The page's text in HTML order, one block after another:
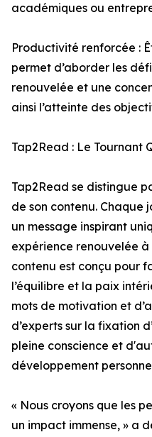
académiques ou
Productivité renforcée :
permet d’aborder les
renouvelée et une
ainsi l’atteinte des
Tap2Read : Le Tournant
Tap2Read se distingue
de son contenu. Chaque
un message inspirant
expérience renouvelée
contenu est conçu pour
l’équilibre et la paix
mots de motivation et
d’experts sur la fixation
pleine conscience et
développement
« Nous croyons que les
un impact immense, » a